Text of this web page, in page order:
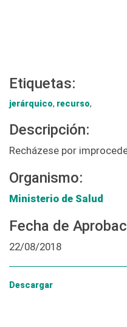
Etiquetas:
jerárquico, recurso,
Descripción:
Recházese por
Organismo:
Ministerio de Salud
Fecha de
22/08/2018
Descargar